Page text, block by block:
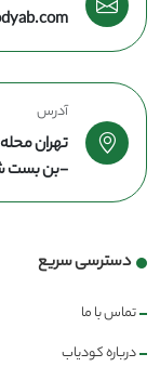
آدرس
تهران
-بن بست
دسترسی سریع
تماس با ما
درباره کودیاب